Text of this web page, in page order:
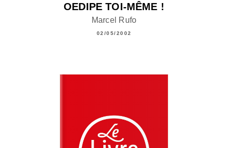
OEDIPE TOI-MÊME !
Marcel Rufo
02/05/2002